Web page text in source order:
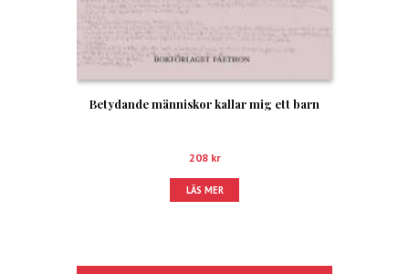
Betydande människor kallar mig ett barn
208 kr
LÄS MER